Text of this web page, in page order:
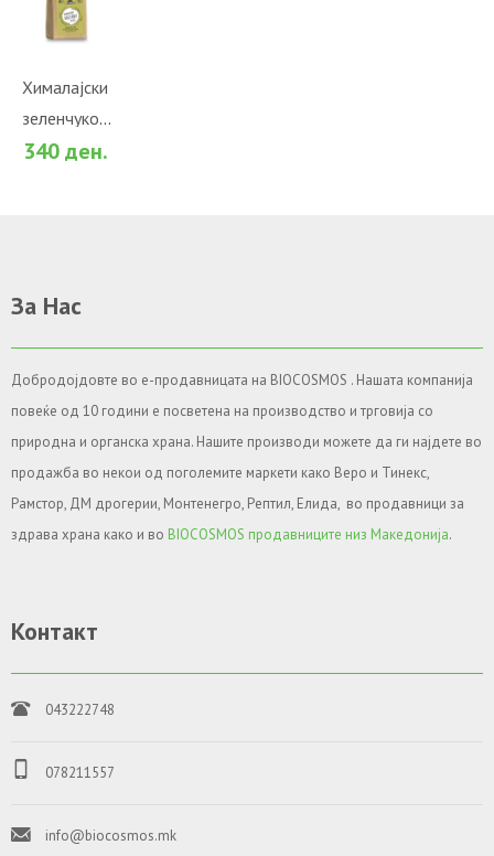
Хималајски
зеленчуков
зачин
340 ден.
ВО
КОШНИЧКА
Во желби
За споредба
За Нас
Добродојдовте во е-продавницата на BIOCOSMOS . Нашата компанија
повеќе од 10 години е посветена на производство и трговија со
природна и органска храна. Нашите производи можете да ги најдете во
продажба во некои од поголемите маркети како Веро и Тинекс,
Рамстор, ДМ дрогерии, Монтенегро, Рептил, Елида, во продавници за
здрава храна како и во BIOCOSMOS продавниците низ Македонија.
Контакт
043222748
078211557
info@biocosmos.mk